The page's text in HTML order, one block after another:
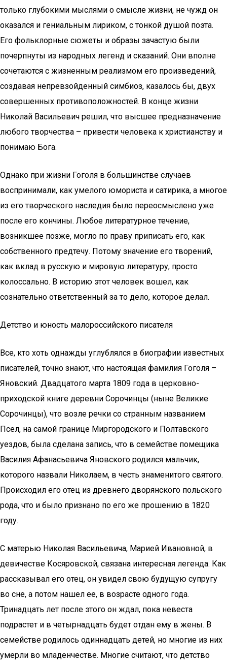
только глубокими мыслями о смысле жизни, не чужд он
оказался и гениальным лириком, с тонкой душой поэта.
Его фольклорные сюжеты и образы зачастую были
почерпнуты из народных легенд и сказаний. Они вполне
сочетаются с жизненным реализмом его произведений,
создавая непревзойденный симбиоз, казалось бы, двух
совершенных противоположностей. В конце жизни
Николай Васильевич решил, что высшее предназначение
любого творчества – привести человека к христианству и
понимаю Бога.
Однако при жизни Гоголя в большинстве случаев
воспринимали, как умелого юмориста и сатирика, а многое
из его творческого наследия было переосмыслено уже
после его кончины. Любое литературное течение,
возникшее позже, могло по праву приписать его, как
собственного предтечу. Потому значение его творений,
как вклад в русскую и мировую литературу, просто
колоссально. В историю этот человек вошел, как
сознательно ответственный за то дело, которое делал.
Детство и юность малороссийского писателя
Все, кто хоть однажды углублялся в биографии известных
писателей, точно знают, что настоящая фамилия Гоголя –
Яновский. Двадцатого марта 1809 года в церковно-
приходской книге деревни Сорочинцы (ныне Великие
Сорочинцы), что возле речки со странным названием
Псел, на самой границе Миргородского и Полтавского
уездов, была сделана запись, что в семействе помещика
Василия Афанасьевича Яновского родился мальчик,
которого назвали Николаем, в честь знаменитого святого.
Происходил его отец из древнего дворянского польского
рода, что и было признано по его же прошению в 1820
году.
С матерью Николая Васильевича, Марией Ивановной, в
девичестве Косяровской, связана интересная легенда. Как
рассказывал его отец, он увидел свою будущую супругу
во сне, а потом нашел ее, в возрасте одного года.
Тринадцать лет после этого он ждал, пока невеста
подрастет и в четырнадцать будет отдан ему в жены. В
семействе родилось одиннадцать детей, но многие из них
умерли во младенчестве. Многие считают, что детство